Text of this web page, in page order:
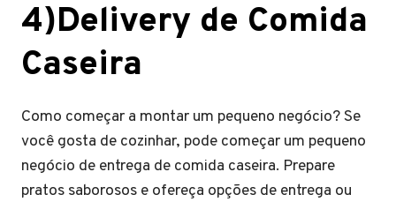
4)Delivery de Comida
Caseira
Como começar a montar um pequeno negócio?Se
você gosta de cozinhar, pode começar um pequeno
negócio de entrega de comida caseira. Prepare
pratos saborosos e ofereça opções de entrega ou